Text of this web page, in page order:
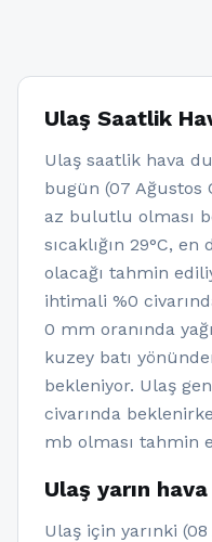
Ulaş Saatlik
Ulaş saatlik hava
bugün (07
az bulutlu olması
sıcaklığın 29°C, en
olacağı tahmin
ihtimali %0
0 mm oranında
kuzey batı
bekleniyor. Ulaş
civarında
mb olması tahmin
Ulaş yarın
Ulaş için yarınki